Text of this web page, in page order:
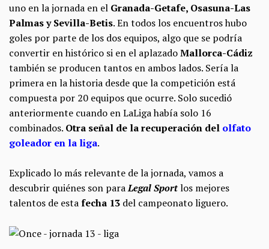
uno en la jornada en el Granada-Getafe, Osasuna-Las
Palmas y Sevilla-Betis. En todos los encuentros hubo
goles por parte de los dos equipos, algo que se podría
convertir en histórico si en el aplazadoMallorca-Cádiz
también se producen tantos en ambos lados. Sería la
primera en la historia desde que la competición está
compuesta por 20 equipos que ocurre. Solo sucedió
anteriormente cuando en LaLiga había solo 16
combinados. Otra señal de la recuperación del olfato
goleador en la liga.
Explicado lo más relevante de la jornada, vamos a
descubrir quiénes son paraLegal Sportlos mejores
talentos de estafecha 13 del campeonato liguero.